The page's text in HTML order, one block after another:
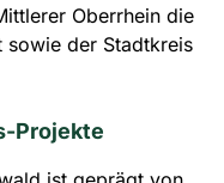
Oberrhein die
sowie der Stadtkreis
Projekte